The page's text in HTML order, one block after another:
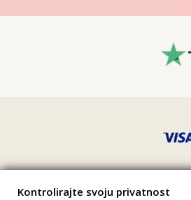
Kontrolirajte svoju privatnost